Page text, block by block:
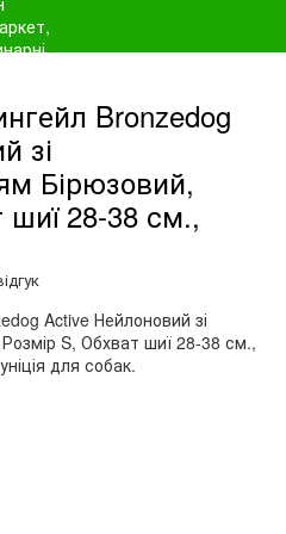
Bronzedog
зі
Бірюзовий,
шиї 28-38 см.,